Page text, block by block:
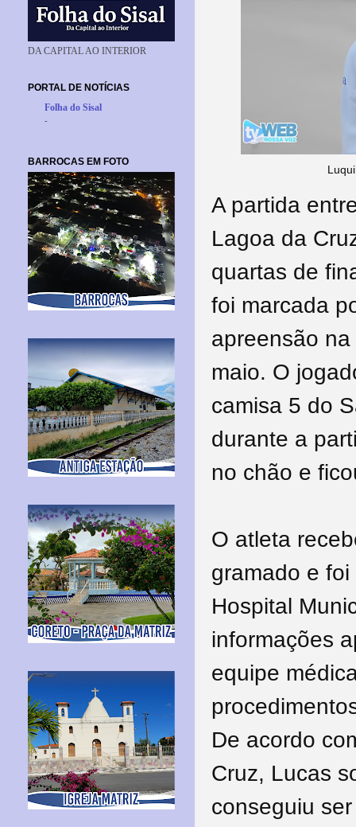
A partida
Lagoa da
quartas de
foi marcada
apreensão
maio. O
camisa 5 do
durante a
no chão e
O atleta
gramado e
Hospital
informações
equipe
De acordo
Cruz, Lucas
conseguiu
DA CAPITAL AO INTERIOR
PORTAL DE NOTÍCIAS
Folha do Sisal
-
BARROCAS EM FOTO